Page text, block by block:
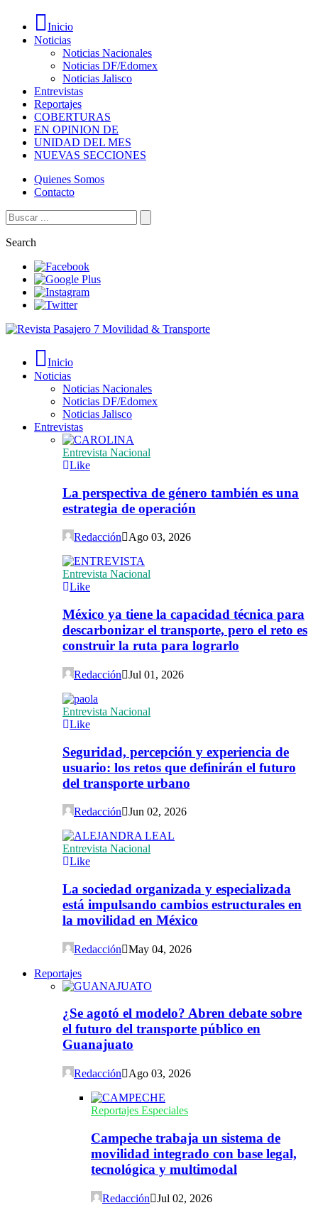
Inicio
Noticias
Noticias Nacionales
Noticias DF/Edomex
Noticias Jalisco
Entrevistas
Reportajes
COBERTURAS
EN OPINION DE
UNIDAD DEL MES
NUEVAS SECCIONES
Quienes Somos
Contacto
Search
Inicio
Noticias
Noticias Nacionales
Noticias DF/Edomex
Noticias Jalisco
Entrevistas
Entrevista Nacional
Like
La perspectiva de género también es una
estrategia de operación
Redacción Ago 03, 2026
Entrevista Nacional
Like
México ya tiene la capacidad técnica para
descarbonizar el transporte, pero el reto es
construir la ruta para lograrlo
Redacción Jul 01, 2026
Entrevista Nacional
Like
Seguridad, percepción y experiencia de
usuario: los retos que definirán el futuro
del transporte urbano
Redacción Jun 02, 2026
Entrevista Nacional
Like
La sociedad organizada y especializada
está impulsando cambios estructurales en
la movilidad en México
Redacción
May 04, 2026
Reportajes
¿Se agotó el modelo? Abren debate sobre
el futuro del transporte público en
Guanajuato
Redacción Ago 03, 2026
Reportajes Especiales
Campeche trabaja un sistema de
movilidad integrado con base legal,
tecnológica y multimodal
Redacción Jul 02, 2026